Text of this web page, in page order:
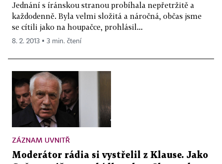
Jednání s íránskou stranou probíhala nepřetržitě a
každodenně. Byla velmi složitá a náročná, občas jsme
se cítili jako na houpačce, prohlásil...
8. 2. 2013 ▪ 3 min. čtení
ZÁZNAM UVNITŘ
Moderátor rádia si vystřelil z Klause. Jako